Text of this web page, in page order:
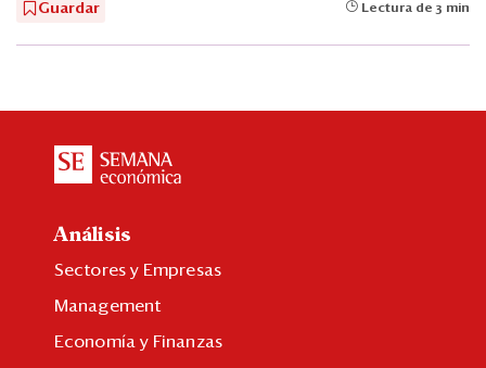
Guardar Lectura de 3 min
Análisis
Sectores y Empresas
Management
Economía y Finanzas